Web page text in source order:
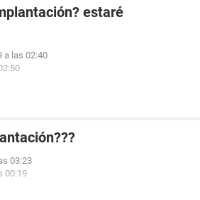
estaré
a las 02:40
03:23
00:19